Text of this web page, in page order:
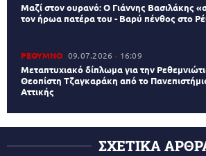
Μαζί στον ουρανό: Ο Γιάννης Βασιλάκης
τον ήρωα πατέρα του - Βαρύ πένθος στο
ΡΕΘΥΜΝΟ 09.07.2026 16:09
Μεταπτυχιακό δίπλωμα για την
Θεοπίστη Τζαγκαράκη από το
Αττικής
ΣΧΕΤΙΚΑ